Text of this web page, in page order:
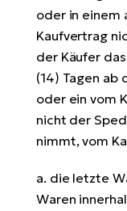
oder in einem
Kaufvertrag
der Käufer
(14) Tagen ab
oder ein vom
nicht der
nimmt, vom
a. die letzte
Waren